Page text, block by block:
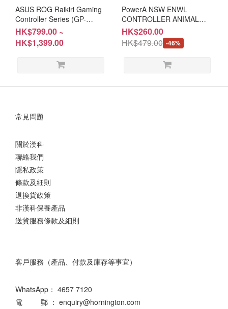
ASUS ROG Raikiri Gaming
Controller Series (GP-
AGU300X/GP-AGU200X)
HK$799.00 ~
HK$1,399.00
PowerA NSW ENWL
CONTROLLER ANIMAL
CROSSING (GP-PECAC)
HK$260.00
HK$479.00 -46%
常見問題
關於漢科
聯絡我們
隱私政策
條款及細則
退換貨政策
非漢科保養產品
送貨服務條款及細則
客戶服務（產品、付款及庫存等事宜）
WhatsApp： 4657 7120
電 郵 ： enquiry@hornington.com